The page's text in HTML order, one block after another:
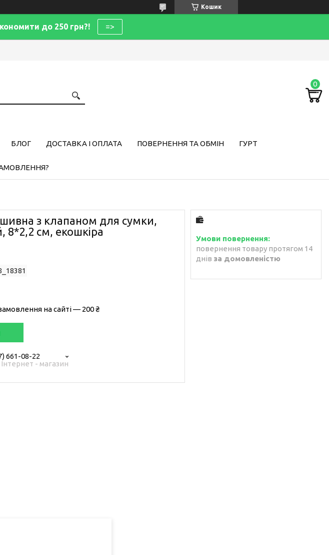
Кошик
до 250 грн?! =>
БЛОГ ДОСТАВКА І ОПЛАТА ПОВЕРНЕННЯ ТА ОБМІН ГУРТ
з клапаном для сумки,
8*2,2 см, екошкіра
на сайті — 200 ₴
661-08-22
- магазин
повернення товару протягом 14
днів за домовленістю